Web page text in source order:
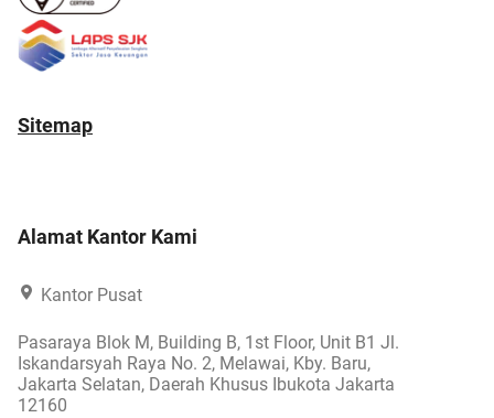
Sitemap
Alamat Kantor Kami
Kantor Pusat
Pasaraya Blok M, Building B, 1st Floor, Unit B1 Jl.
Iskandarsyah Raya No. 2, Melawai, Kby. Baru,
Jakarta Selatan, Daerah Khusus Ibukota Jakarta
12160